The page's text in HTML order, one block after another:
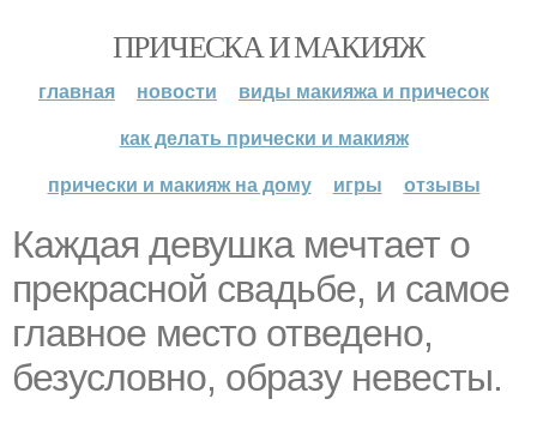
ПРИЧЕСКА И МАКИЯЖ
главная новости
виды макияжа и причесок
как делать прически и макияж
прически и макияж на дому
игры отзывы
Каждая девушка мечтает о
прекрасной свадьбе, и самое
главное место отведено,
безусловно, образу невесты.